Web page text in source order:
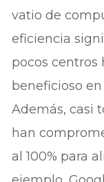
vatio de
eficiencia
pocos centros
beneficioso
Además, casi
han
al 100% para